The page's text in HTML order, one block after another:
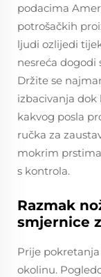
podacima
potrošačkih
ljudi ozlijedi
nesreća dogodi
Držite se
izbacivanja dok
kakvog posla
ručka za
mokrim
s kontrola.
Razmak
smjernice
Prije
okolinu.